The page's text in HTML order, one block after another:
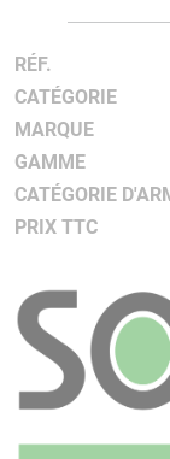
RÉF.
CATÉGORIE
MARQUE
GAMME
CATÉGORIE
PRIX TTC